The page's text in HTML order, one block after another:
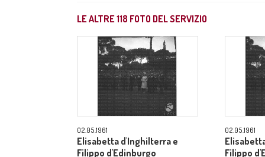
LE ALTRE118 FOTO DEL SERVIZIO
02.05.1961
Elisabetta d'Inghilterra e
Filippo d'Edinburgo
02.05.1961
Filippo